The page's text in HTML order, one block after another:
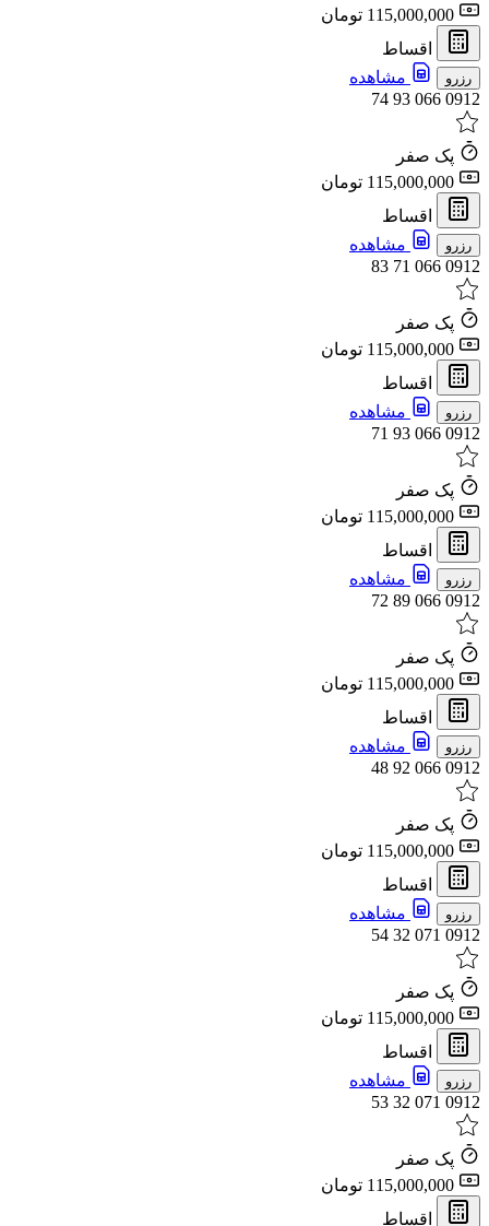
اقساط
رزرو
مشاهده
0912 066 93 74
پک صفر
اقساط
رزرو
مشاهده
0912 066 71 83
پک صفر
اقساط
رزرو
مشاهده
0912 066 93 71
پک صفر
اقساط
رزرو
مشاهده
0912 066 89 72
پک صفر
اقساط
رزرو
مشاهده
0912 066 92 48
پک صفر
اقساط
رزرو
مشاهده
0912 071 32 54
پک صفر
اقساط
رزرو
مشاهده
0912 071 32 53
پک صفر
اقساط